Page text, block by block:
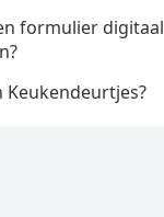
formulier digitaal
Keukendeurtjes?